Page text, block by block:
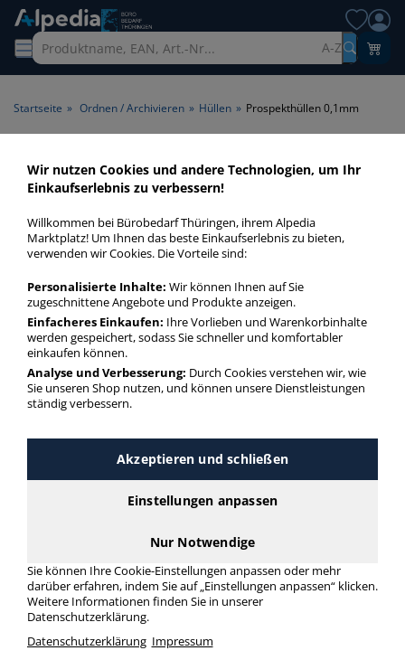
A-Z
Startseite » Ordnen / Archivieren » Hüllen » Prospekthüllen 0,1mm
Prospekthüllen 0,1mm >
Folienstärke (mm) 0,1mm
Prospekthüllen 0,1mm in bester Qualität zum günstigen
Preis. Finden Sie schnell Prospekthüllen 0,1mm mit unserer
Prospekthüllen 0,1mm
mehr Infos zur Kategorie
Prospekthüllen
A4
Prospekthüllen
A5
Prospekthüllen
A4 - oben & rechts halb offen
Wir nutzen Cookies und andere Technologien, um Ihr
Einkaufserlebnis zu verbessern!
Willkommen bei Bürobedarf Thüringen, ihrem Alpedia
Marktplatz! Um Ihnen das beste Einkaufserlebnis zu bieten,
verwenden wir Cookies. Die Vorteile sind:
Personalisierte Inhalte: Wir können Ihnen auf Sie
zugeschnittene Angebote und Produkte anzeigen.
Einfacheres Einkaufen: Ihre Vorlieben und Warenkorbinhalte
werden gespeichert, sodass Sie schneller und komfortabler
einkaufen können.
Analyse und Verbesserung: Durch Cookies verstehen wir, wie
Sie unseren Shop nutzen, und können unsere Dienstleistungen
ständig verbessern.
Akzeptieren und schließen
Einstellungen anpassen
Nur Notwendige
Sie können Ihre Cookie-Einstellungen anpassen oder mehr
darüber erfahren, indem Sie auf „Einstellungen anpassen“ klicken.
Weitere Informationen finden Sie in unserer
Datenschutzerklärung.
Datenschutzerklärung Impressum